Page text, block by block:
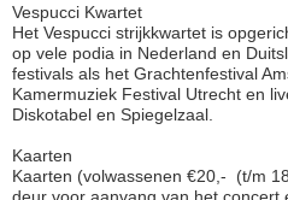
Vespucci Kwartet
Het Vespucci strijkkwartet is
op vele podia in Nederland en
festivals als het Grachtenfestival
Kamermuziek Festival Utrecht en
Diskotabel en Spiegelzaal.
Kaarten
Kaarten (volwassenen €20,- (t/m